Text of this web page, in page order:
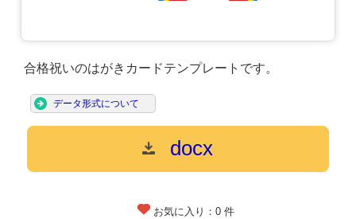
合格祝いのはがきカードテンプレートです。
データ形式について
docx
お気に入り：0 件